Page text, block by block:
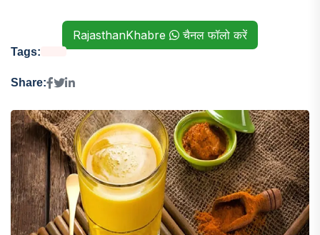
RajasthanKhabre चैनल फॉलो करें
Tags:
Share: